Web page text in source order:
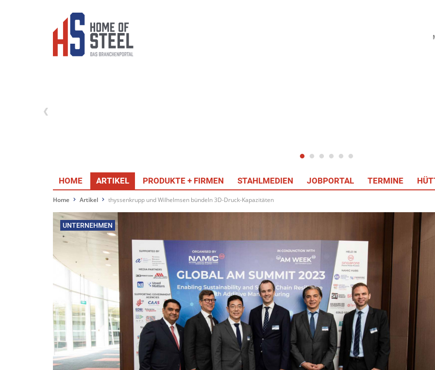
HOME ARTIKEL PRODUKTE + FIRMEN STAHLMEDIEN JOBPORTAL TERMINE
Home Artikel thyssenkrupp und Wilhelmsen bündeln 3D-Druck-Kapazitäten
UNTERNEHMEN